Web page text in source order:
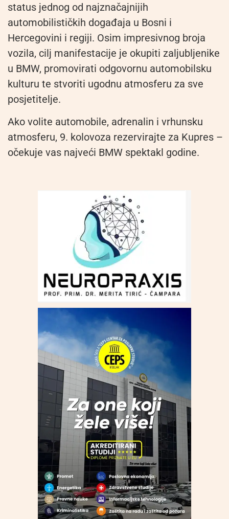
status jednog od najznačajnijih
automobilističkih događaja u Bosni i
Hercegovini i regiji. Osim impresivnog broja
vozila, cilj manifestacije je okupiti zaljubljenike
u BMW, promovirati odgovornu automobilsku
kulturu te stvoriti ugodnu atmosferu za sve
posjetitelje.
Ako volite automobile, adrenalin i vrhunsku
atmosferu, 9. kolovoza rezervirajte za Kupres –
očekuje vas najveći BMW spektakl godine.